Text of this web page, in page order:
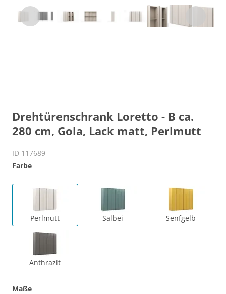
Drehtürenschrank Loretto - B ca.
280 cm, Gola, Lack matt, Perlmutt
ID 117689
Farbe
Perlmutt Salbei Senfgelb
Anthrazit
Maße